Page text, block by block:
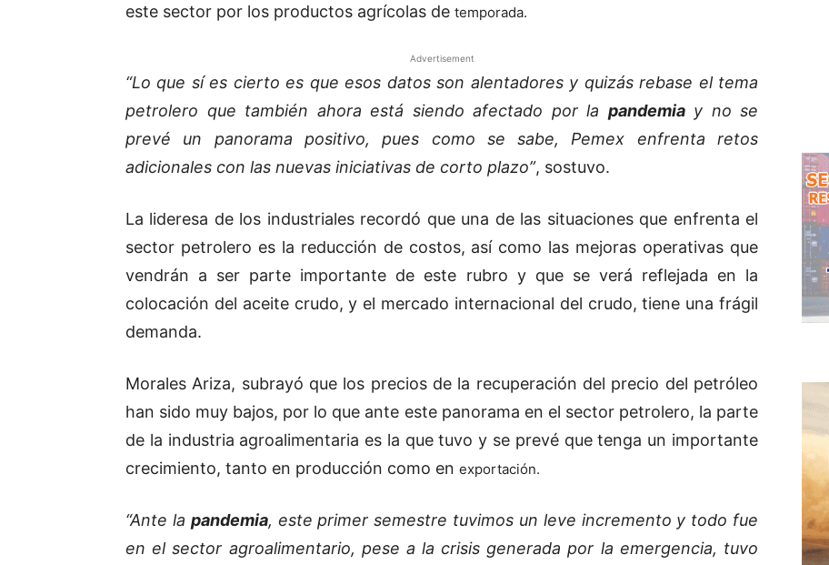
este sector por los productos agrícolas de temporada.
Advertisement
“Lo que sí es cierto es que esos datos son alentadores y quizás rebase el tema
petrolero que también ahora está siendo afectado por la pandemiay no se
prevé un panorama positivo, pues como se sabe, Pemex enfrenta retos
adicionales con las nuevas iniciativas de corto plazo”, sostuvo.
La lideresa de los industriales recordó que una de las situaciones que enfrenta el
sector petrolero es la reducción de costos, así como las mejoras operativas que
vendrán a ser parte importante de este rubro y que se verá reflejada en la
colocación del aceite crudo, y el mercado internacional del crudo, tiene una frágil
demanda.
Morales Ariza, subrayó que los precios de la recuperación del precio del petróleo
han sido muy bajos, por lo que ante este panorama en el sector petrolero, la parte
de la industria agroalimentaria es la que tuvo y se prevé que tenga un importante
crecimiento, tanto en producción como en exportación.
“Ante la pandemia, este primer semestre tuvimos un leve incremento y todo fue
en el sector agroalimentario, pese a la crisis generada por la emergencia, tuvo